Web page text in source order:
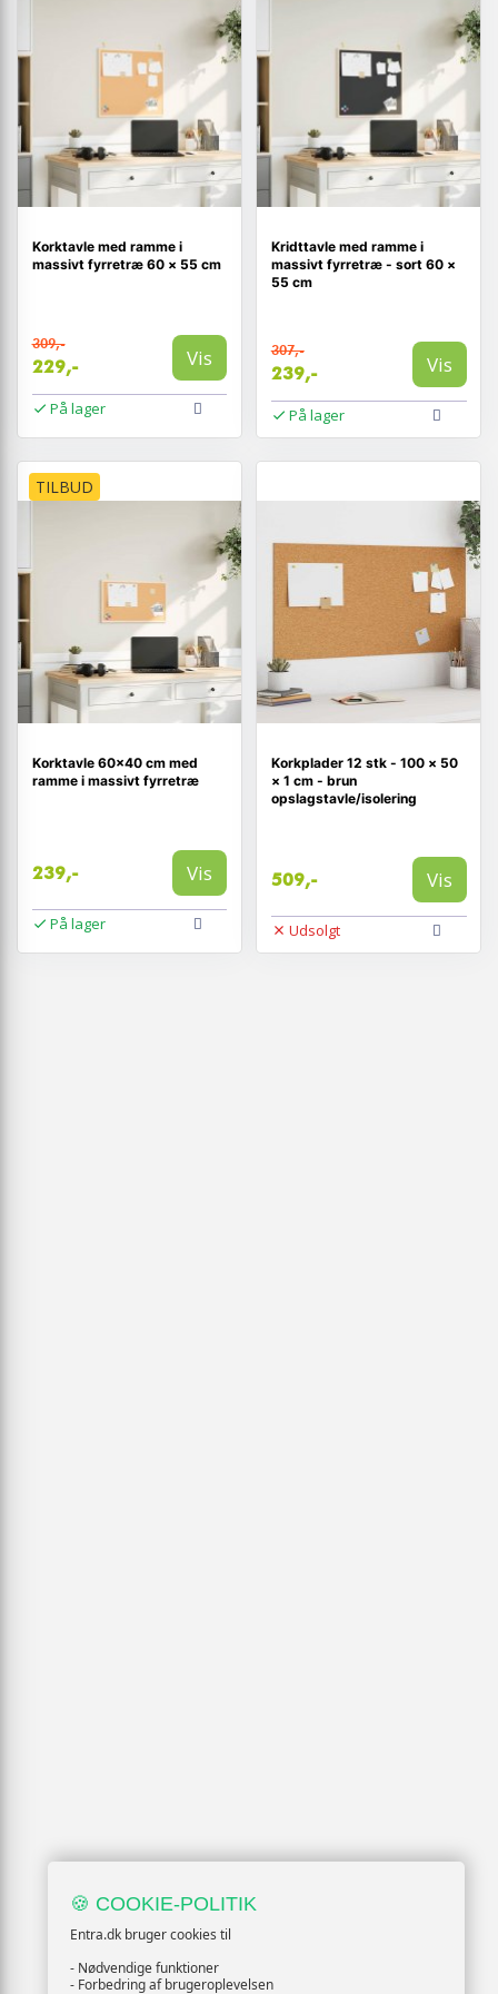
Korktavle med ramme i
massivt fyrretræ 60 × 55 cm
309,-
229,- Vis
På lager
Kridttavle med ramme i
massivt fyrretræ - sort 60 ×
55 cm
307,-
239,- Vis
På lager
TILBUD
Korktavle 60×40 cm med
ramme i massivt fyrretræ
239,- Vis
På lager
Korkplader 12 stk - 100 × 50
× 1 cm - brun
opslagstavle/isolering
509,- Vis
Udsolgt
🍪 COOKIE-POLITIK
Entra.dk bruger cookies til
- Nødvendige funktioner
- Forbedring af brugeroplevelsen